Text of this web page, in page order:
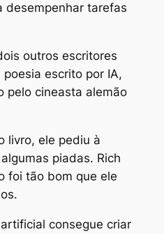
desempenhar tarefas
outros escritores
escrito por IA,
pelo cineasta alemão
livro, ele pediu à
piadas. Rich
foi tão bom que ele
consegue criar